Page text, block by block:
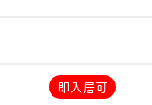
即入居可